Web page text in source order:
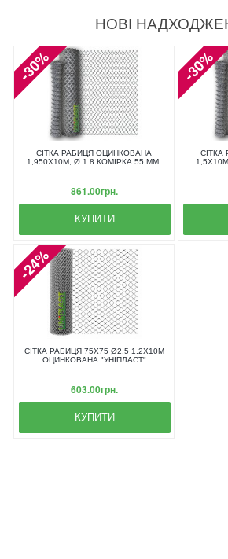
НОВІ
-30%
СІТКА РАБИЦЯ ОЦИНКОВАНА
1,950X10М, Ø 1.8 КОМІРКА 55 ММ.
861.00грн.
КУПИТИ
-30%
-24%
СІТКА РАБИЦЯ 75Х75 Ø2.5 1.2Х10М
ОЦИНКОВАНА "УНІПЛАСТ"
603.00грн.
КУПИТИ